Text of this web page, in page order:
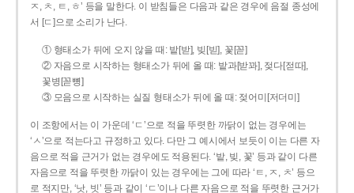
ㅈ, ㅊ, ㅌ, ㅎ’ 등을 말한다. 이 받침들은 다음과 같은 경우에 음절 종성에
서 [ㄷ]으로 소리가 난다.
① 형태소가 뒤에 오지 않을 때: 밭[받], 빚[빋], 꽃[꼳]
② 자음으로 시작하는 형태소가 뒤에 올 때: 밭과[받꽈], 젖다[젇따],
꽃병[꼳뼝]
③ 모음으로 시작하는 실질 형태소가 뒤에 올 때: 젖어미[저더미]
이 조항에서는 이 가운데 ‘ㄷ’으로 적을 뚜렷한 까닭이 없는 경우에는
‘ㅅ’으로 적는다고 규정하고 있다. 다만 그 예시에서 보듯이 이는 다른 자
음으로 적을 근거가 없는 경우에도 적용된다. ‘밭, 빚, 꽃’ 등과 같이 다른
자음으로 적을 뚜렷한 까닭이 있는 경우에는 그에 따라 ‘ㅌ, ㅈ, ㅊ’ 등으
로 적지만, ‘낫, 빗’ 등과 같이 ‘ㄷ’이나 다른 자음으로 적을 뚜렷한 근거가